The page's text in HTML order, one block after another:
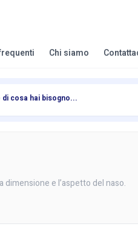
Chi siamo
e l’aspetto del naso.